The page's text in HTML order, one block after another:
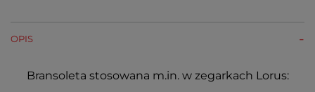
OPIS
Bransoleta stosowana m.in. w zegarkach Lorus: